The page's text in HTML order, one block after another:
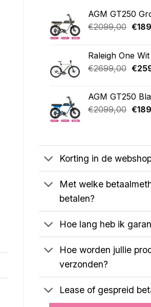
AGM GT250
€2099,00 €
Raleigh One Wit
€2699,00 €
AGM GT250
€2099,00 €
Korting in de
Met welke
betalen?
Hoe lang heb ik
Hoe worden jullie
verzonden?
Lease of gespreid